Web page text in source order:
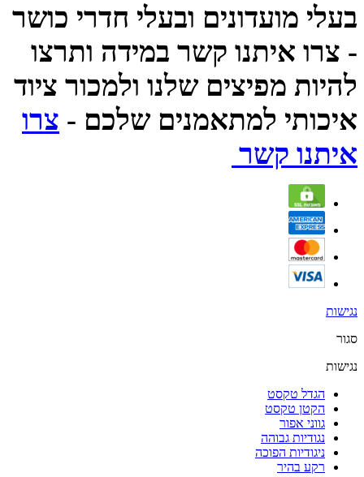
בעלי מועדונים ובעלי חדרי כושר
- צרו איתנו קשר במידה ותרצו
להיות מפיצים שלנו ולמכור ציוד
איכותי למתאמנים שלכם - צרו
איתנו קשר
נגישות
סגור
נגישות
הגדל טקסט
הקטן טקסט
גווני אפור
נגודיות גבוהה
ניגודיות הפוכה
רקע בהיר